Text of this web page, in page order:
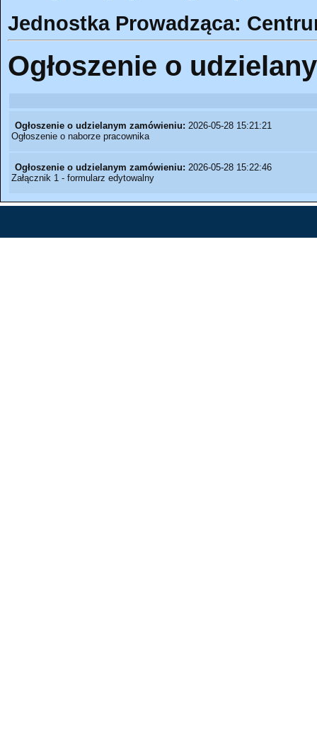
Jednostka Prowadząca:
Ogłoszenie o
Ogłoszenie o udzielanym zamówieniu: 2026-05-28 15:21:21
Ogłoszenie o naborze pracownika
Ogłoszenie o udzielanym zamówieniu: 2026-05-28 15:22:46
Załącznik 1 - formularz edytowalny